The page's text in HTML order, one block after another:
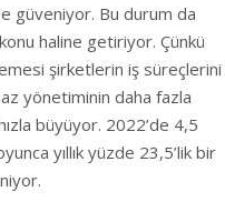
güveniyor. Bu durum da
haline getiriyor. Çünkü
şirketlerin iş süreçlerini
yönetiminin daha fazla
büyüyor. 2022’de 4,5
yıllık yüzde 23,5’lik bir